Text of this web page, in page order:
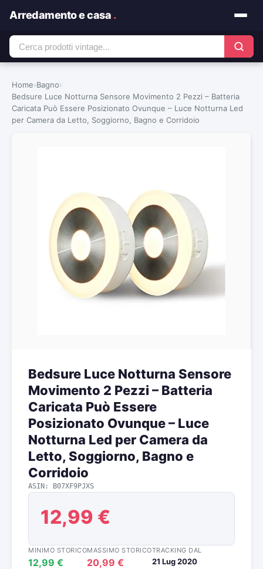
Arredamento e casa .
Home›Bagno›
Bedsure Luce Notturna Sensore Movimento 2 Pezzi – Batteria
Caricata Può Essere Posizionato Ovunque – Luce Notturna Led
per Camera da Letto, Soggiorno, Bagno e Corridoio
Bedsure Luce Notturna Sensore
Movimento 2 Pezzi – Batteria
Caricata Può Essere
Posizionato Ovunque – Luce
Notturna Led per Camera da
Letto, Soggiorno, Bagno e
Corridoio
ASIN: B07XF9PJXS
12,99 €
MINIMO STORICO
12,99 €
MASSIMO STORICO
20,99 €
TRACKING DAL
21 Lug 2020